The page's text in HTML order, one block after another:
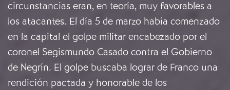
circunstancias eran, en teoría, muy favorables a
los atacantes. El día 5 de marzo había comenzado
en la capital el golpe militar encabezado por el
coronel Segismundo Casado contra el Gobierno
de Negrín. El golpe buscaba lograr de Franco una
rendición pactada y honorable de los